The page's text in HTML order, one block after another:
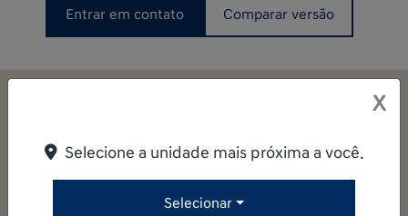
Entrar em contato Comparar versão
Tecnologia
X
Selecione a unidade mais próxima a você.
Selecionar